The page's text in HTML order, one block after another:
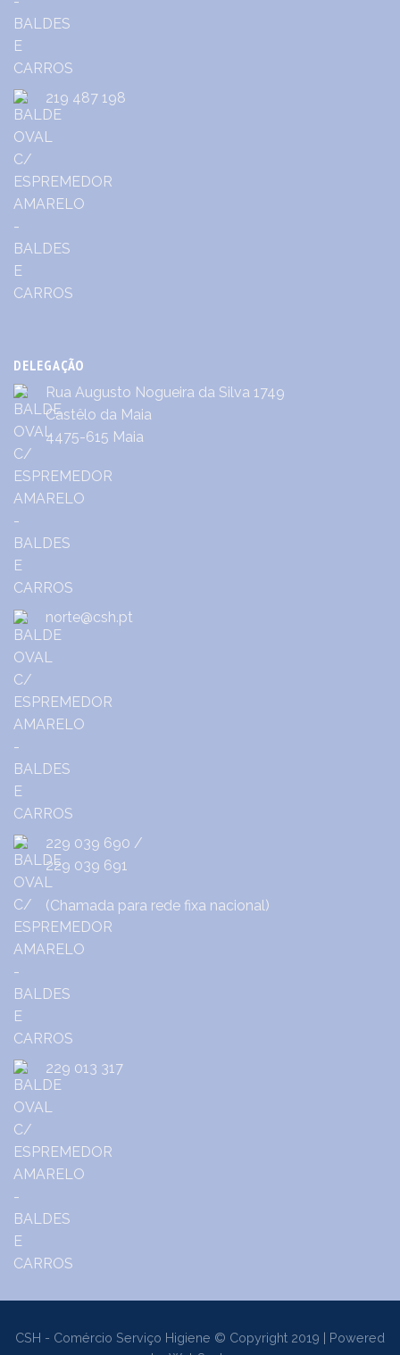
219 487 198
DELEGAÇÃO
Rua Augusto Nogueira da Silva 1749
Castêlo da Maia
4475-615 Maia
norte@csh.pt
229 039 690 /
229 039 691
(Chamada para rede fixa nacional)
229 013 317
CSH - Comércio Serviço Higiene © Copyright 2019 | Powered